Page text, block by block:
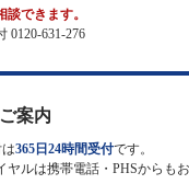
できます。
0120-631-276
案内
365日24時間受付です。
ヤルは携帯電話・PHSからも